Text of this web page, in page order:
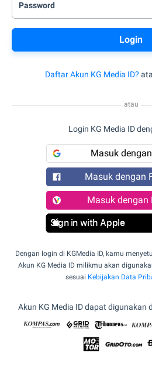
Password
Daftar Akun KG Media ID?
atau
Login KG Media ID
Masuk
Masuk dengan
Masuk dengan
Sign in with Apple
Dengan login di KGMedia ID, kamu
Akun KG Media ID milikmu akan
sesuai Kebijakan Data
Akun KG Media ID dapat digunakan